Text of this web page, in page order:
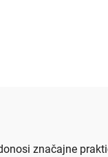
značajne